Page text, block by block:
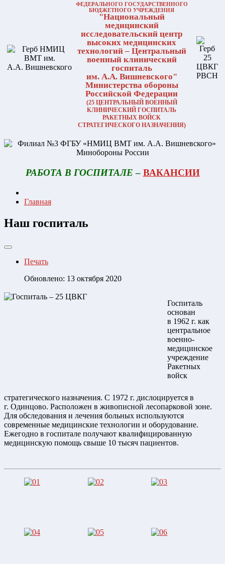
ФЕДЕРАЛЬНОГО ГОСУДАРСТВЕННОГО
БЮДЖЕТНОГО УЧРЕЖДЕНИЯ
"Национальный
медицинский
исследовательский центр
высоких медицинских
технологий – Центральный
военный клинический
госпиталь
им. А.А. Вишневского"
Министерства обороны
Российской Федерации
(25 ЦЕНТРАЛЬНЫЙ ВОЕННЫЙ
КЛИНИЧЕСКИЙ ГОСПИТАЛЬ
РАКЕТНЫХ ВОЙСК
СТРАТЕГИЧЕСКОГО НАЗНАЧЕНИЯ)
РАБОТА В ГОСПИТАЛЕ – ВАКАНСИИ
Главная
Наш госпиталь
Печать
Обновлено: 13 октября 2020
Госпиталь
основан
в 1962 г. как
центральное
военно-
медицинское
учреждение
Ракетных
войск
стратегического назначения. С 1972 г. дислоцируется в
г. Одинцово. Расположен в живописной лесопарковой зоне.
Для обследования и лечения больных используются
современные медицинские технологии и оборудование.
Ежегодно в госпитале получают квалифицированную
медицинскую помощь свыше 10 тысяч пациентов.